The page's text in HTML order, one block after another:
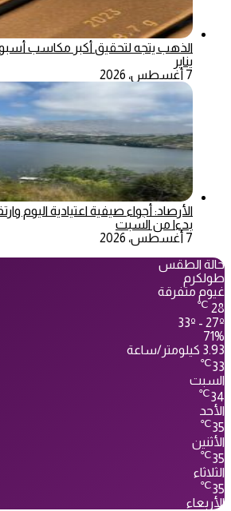
الذهب يتجه لتحقيق أكبر مكاسب
يناير
7 أغسطس، 2026
الأرصاد: أجواء صيفية اعتيادية اليوم
بدءا من السبت
7 أغسطس، 2026
حالة الطقس
طولكرم
غيوم متفرقة
28
℃
33º - 27º
71%
3.93 كيلومتر/ساعة
33
℃
السبت
34
℃
الأحد
35
℃
الأثنين
35
℃
الثلاثاء
35
℃
الأربعاء